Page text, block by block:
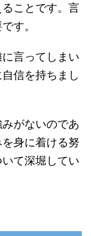
ことです。言
す。
言ってしまい
信を持ちまし
がないのであ
身に着ける努
て深堀してい